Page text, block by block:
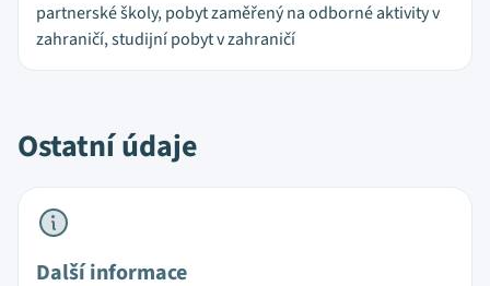
partnerské školy, pobyt zaměřený na odborné aktivity v
zahraničí, studijní pobyt v zahraničí
Ostatní údaje
Další informace